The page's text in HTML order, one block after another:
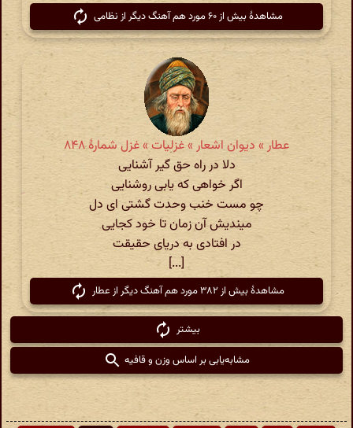
مشاهدهٔ بیش از ۶۰ مورد هم آهنگ دیگر از نظامی
عطار » دیوان اشعار » غزلیات » غزل شمارهٔ ۸۴۸
دلا در راه حق گیر آشنایی
اگر خواهی که یابی روشنایی
چو مست خنب وحدت گشتی ای دل
میندیش آن زمان تا خود کجایی
در افتادی به دریای حقیقت
[...]
مشاهدهٔ بیش از ۳۸۲ مورد هم آهنگ دیگر از عطار
بیشتر
مشابه‌یابی بر اساس وزن و قافیه